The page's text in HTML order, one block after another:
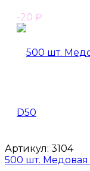
-20 ₽
Артикул: 3104
500 шт. Медовая